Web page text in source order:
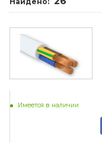
Имеется в наличии